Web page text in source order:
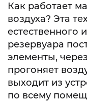
Как работает
воздуха? Эта
естественного
резервуара
элементы,
прогоняет
выходит из
по всему